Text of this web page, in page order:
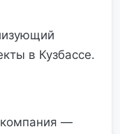
в Кузбассе.
компания —